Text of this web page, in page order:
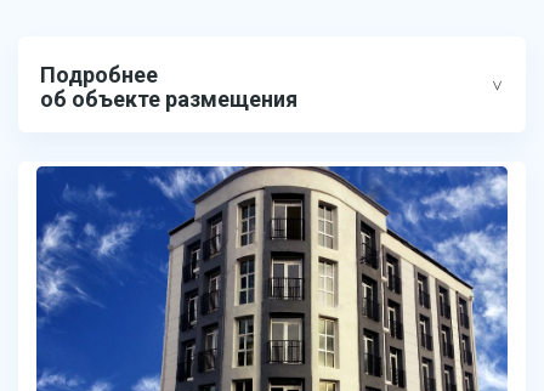
Подробнее
об объекте размещения